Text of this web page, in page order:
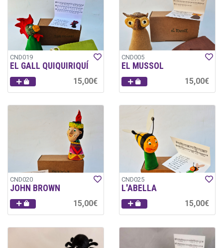
CND019
EL GALL QUIQUIRIQUÍ
15,00€
CND005
EL MUSSOL
15,00€
CND020
JOHN BROWN
15,00€
CND025
L'ABELLA
15,00€